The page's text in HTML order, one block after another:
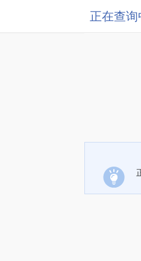
正在查询